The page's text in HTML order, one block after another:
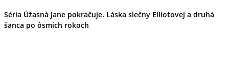
Séria Úžasná Jane pokračuje. Láska slečny Elliotovej a druhá
šanca po ôsmich rokoch